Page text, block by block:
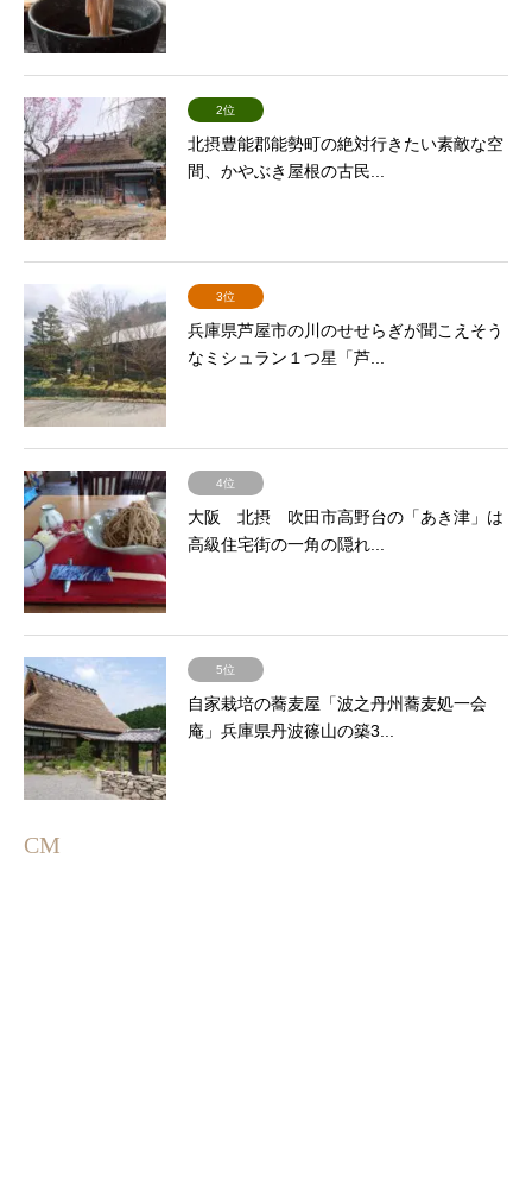
2位
北摂豊能郡能勢町の絶対行きたい素敵な空
間、かやぶき屋根の古民...
3位
兵庫県芦屋市の川のせせらぎが聞こえそう
なミシュラン１つ星「芦...
4位
大阪 北摂 吹田市高野台の「あき津」は
高級住宅街の一角の隠れ...
5位
自家栽培の蕎麦屋「波之丹州蕎麦処一会
庵」兵庫県丹波篠山の築3...
CM